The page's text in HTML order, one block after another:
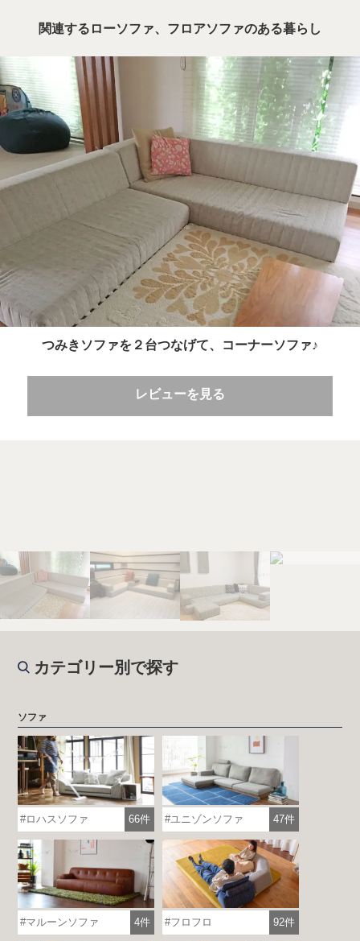
関連するローソファ、フロアソファのある暮らし
つみきソファを２台つなげて、コーナーソファ♪
レビューを見る
カテゴリー別で探す
ソファ
ロハスソファ 66件 ユニゾンソファ 47件
マルーンソファ 4件 フロフロ 92件